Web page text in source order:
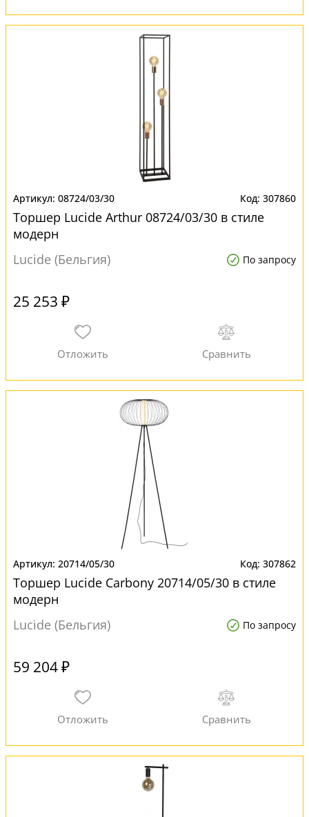
08724/03/30 307860
Торшер Lucide Arthur 08724/03/30 в стиле
модерн
Lucide (Бельгия)
По запросу
25 253 ₽
20714/05/30 307862
Торшер Lucide Carbony 20714/05/30 в стиле
модерн
Lucide (Бельгия)
По запросу
59 204 ₽